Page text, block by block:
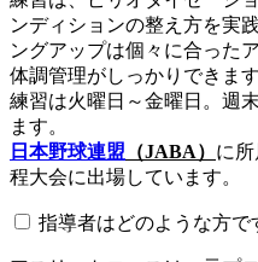
ンディションの整え方を実
ングアップは個々に合った
体調管理がしっかりできます
練習は火曜日～金曜日。週
ます。
日本野球連盟 （JABA） に
程大会に出場しています。
指導者はどのような方で